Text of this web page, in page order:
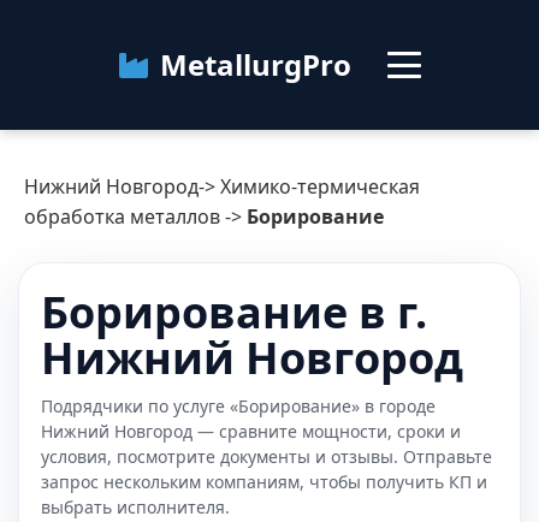
MetallurgPro
Нижний Новгород
Категории
О сервисе Контакты
Нижний Новгород->Химико-термическая
обработка металлов-> Борирование
Борирование в г.
Нижний Новгород
Подрядчики по услуге «Борирование» в городе
Нижний Новгород — сравните мощности, сроки и
условия, посмотрите документы и отзывы. Отправьте
запрос нескольким компаниям, чтобы получить КП и
выбрать исполнителя.